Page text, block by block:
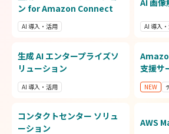
ン for Amazon Connect
AI 導入・活用 AI 導入
生成 AI エンタープライズソ
リューション
AI 導入・活用
支援サ
NEW
コンタクトセンター ソリュ
ーション
AWS